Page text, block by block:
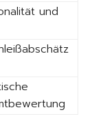
und